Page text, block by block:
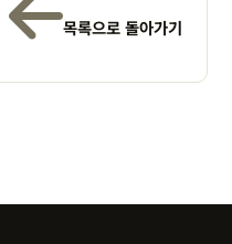
목록으로 돌아가기